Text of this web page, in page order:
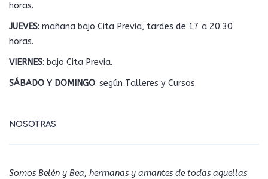
horas.
JUEVES: mañana bajo Cita Previa, tardes de 17 a 20.30
horas.
VIERNES: bajo Cita Previa.
SÁBADO Y DOMINGO: según Talleres y Cursos.
NOSOTRAS
Somos Belén y Bea, hermanas y amantes de todas aquellas